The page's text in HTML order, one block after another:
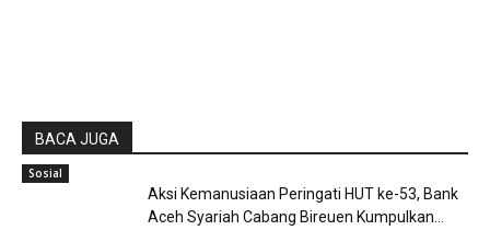
BACA JUGA
Sosial
Aksi Kemanusiaan Peringati HUT ke-53, Bank
Aceh Syariah Cabang Bireuen Kumpulkan...